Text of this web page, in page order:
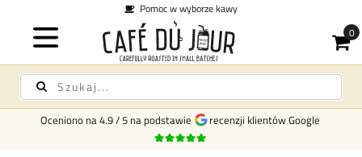
Pomoc w wyborze kawy
Oceniono na4.9/5 na podstawie recenzji klientów Google